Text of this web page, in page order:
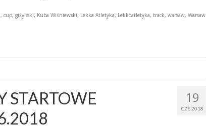
, cup, giżyński, Kuba Wiśniewski, Lekka Atletyka, Lekkoatletyka, track, warsaw, Warsaw
19
CZE 2018
STARTOWE